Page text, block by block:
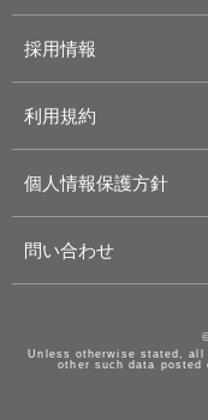
採用情報
利用規約
個人情報保護方針
問い合わせ
Unless otherwise stated,
other such data